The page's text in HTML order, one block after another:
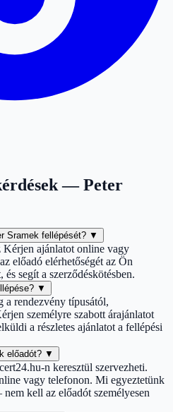
— Peter
Sramek fellépését? ▼
Kérjen ajánlatot online vagy
előadó elérhetőségét az Ön
segít a szerződéskötésben.
▼
a rendezvény típusától,
személyre szabott árajánlatot
a részletes ajánlatot a fellépési
előadót? ▼
n keresztül szervezheti.
vagy telefonon. Mi egyeztetünk
kell az előadót személyesen